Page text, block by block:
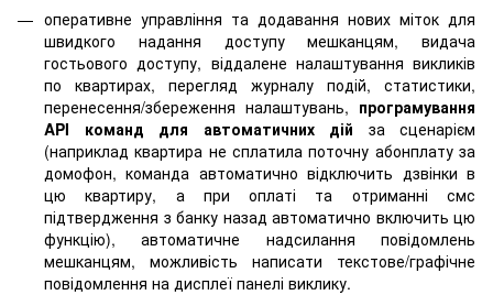
оперативне управління та додавання нових міток для
швидкого надання доступу мешканцям, видача
гостьового доступу, віддалене налаштування викликів
по квартирах, перегляд журналу подій, статистики,
перенесення/збереження налаштувань, програмування
API команд для автоматичних дій за сценарієм
(наприклад квартира не сплатила поточну абонплату за
домофон, команда автоматично відключить дзвінки в
цю квартиру, а при оплаті та отриманні смс
підтвердження з банку назад автоматично включить цю
функцію), автоматичне надсилання повідомлень
мешканцям, можливість написати текстове/графічне
повідомлення на дисплеї панелі виклику.